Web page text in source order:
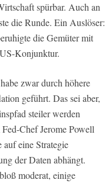
spürbar. Auch an
die Runde. Ein Auslöser:
die Gemüter mit
Konjunktur.
zwar durch höhere
geführt. Das sei aber,
steiler werden
Chef Jerome Powell
auf eine Strategie
der Daten abhängt.
moderat, einige